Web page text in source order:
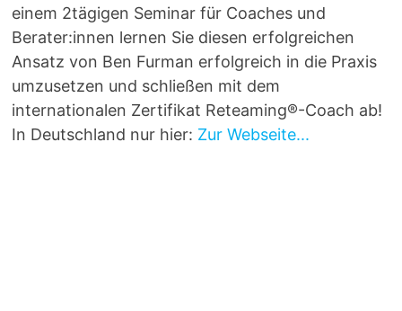
einem 2tägigen Seminar für Coaches und
Berater:innen lernen Sie diesen erfolgreichen
Ansatz von Ben Furman erfolgreich in die Praxis
umzusetzen und schließen mit dem
internationalen Zertifikat Reteaming®-Coach ab!
In Deutschland nur hier: Zur Webseite...